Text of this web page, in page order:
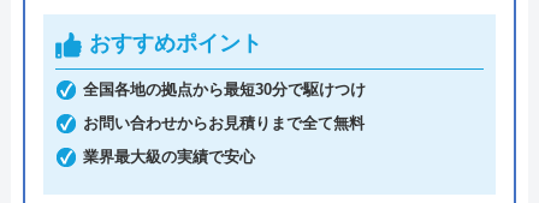
んので、悪徳業者によくある高額請求の被害に遭う
ことはないでしょう。また、何かあったときに使え
るクーリングオフを採用しているところも安心で
す。見積もり・キャンセル料は無料ですし、相見積
もりをする際にも利用したい業者です。
おすすめポイント
全国各地の拠点から最短30分で駆けつけ
お問い合わせからお見積りまで全て無料
業界最大級の実績で安心